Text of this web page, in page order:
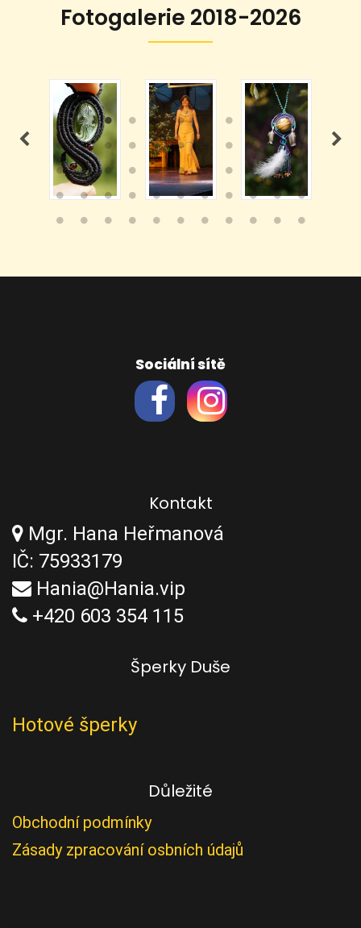
Fotogalerie 2018-2026
Sociální sítě
Kontakt
Mgr. Hana Heřmanová
IČ: 75933179
Hania@Hania.vip
+420 603 354 115
Šperky Duše
Hotové šperky
Důležité
Obchodní podmínky
Zásady zpracování osbních údajů